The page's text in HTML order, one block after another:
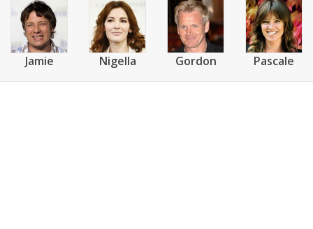
Jamie Nigella Gordon Pascale